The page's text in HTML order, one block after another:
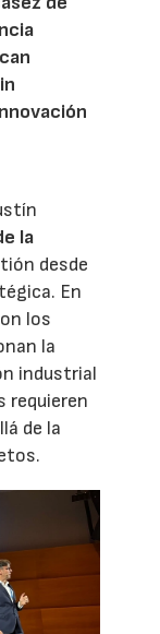
la
desde
En
los
la
industrial
requieren
de la